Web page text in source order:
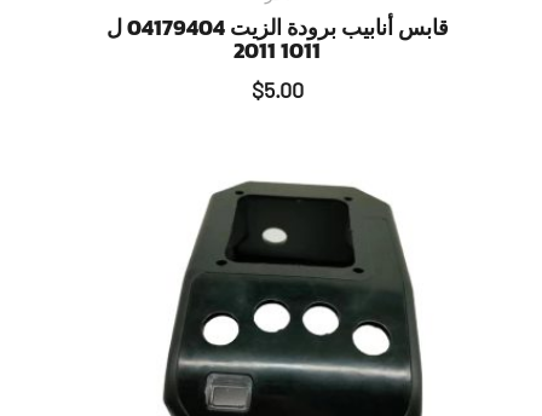
قابس أنابيب برودة الزيت 04179404 ل
1011 2011
$5.00